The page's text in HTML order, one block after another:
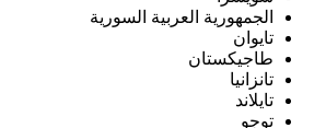
الجمهورية العربية السورية
تايوان
طاجيكستان
تانزانيا
تايلاند
توجو